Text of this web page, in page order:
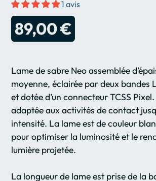
1 avis
89,00 €
Lame de sabre Neo assemblée
moyenne, éclairée par deux bandes
et dotée d’un connecteur TCSS
adaptée aux activités de contact
intensité. La lame est de couleur
pour optimiser la luminosité et le
lumière projetée.
La longueur de lame est prise de la